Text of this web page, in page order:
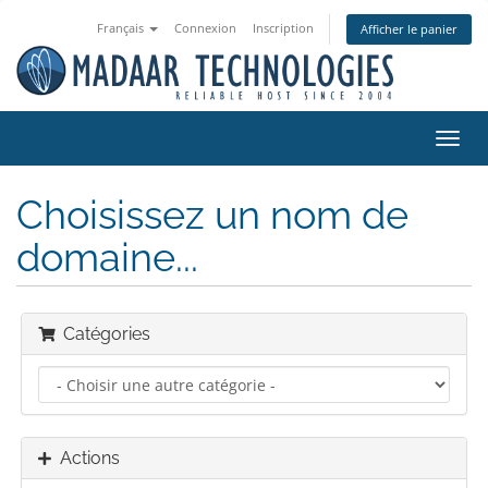
Français Connexion Inscription Afficher le panier
la
Choisissez un nom de
domaine...
Catégories
Actions